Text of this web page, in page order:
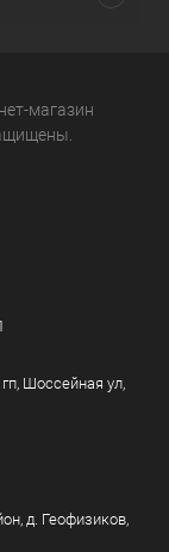
магазин
Шоссейная ул,
д. Геофизиков,